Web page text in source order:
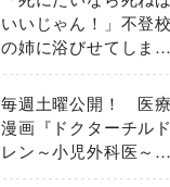
いいじゃん！」不登校
の姉に浴びせてしまっ
た言葉【番外編・後
編】
毎週土曜公開！ 医療
漫画『ドクターチルド
レン～小児外科医～』
【Episode.４】